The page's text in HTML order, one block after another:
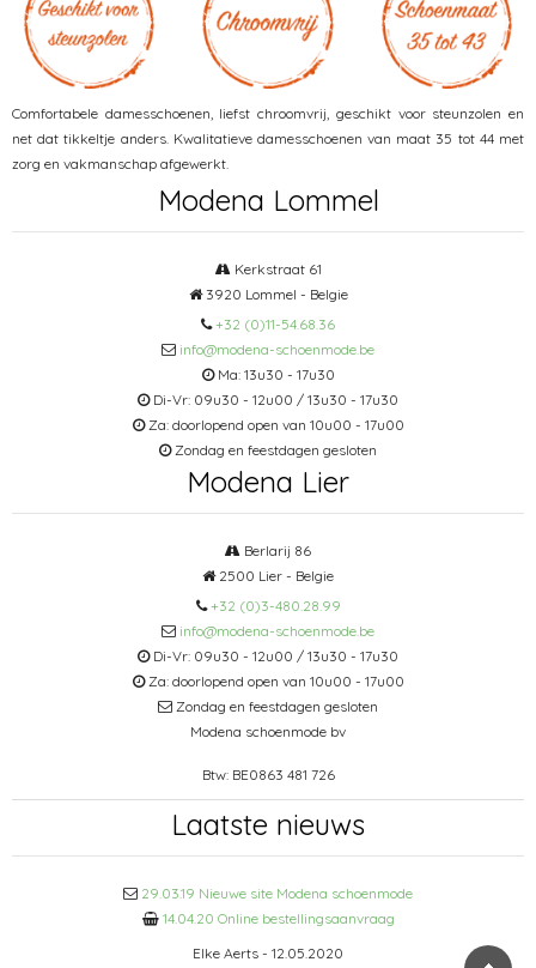
Comfortabele damesschoenen, liefst chroomvrij, geschikt voor steunzolen en
net dat tikkeltje anders. Kwalitatieve damesschoenen van maat 35 tot 44 met
zorg en vakmanschap afgewerkt.
Modena Lommel
Kerkstraat 61
3920 Lommel - Belgie
+32 (0)11-54.68.36
info@modena-schoenmode.be
Ma: 13u30 - 17u30
Di-Vr: 09u30 - 12u00 / 13u30 - 17u30
Za: doorlopend open van 10u00 - 17u00
Zondag en feestdagen gesloten
Modena Lier
Berlarij 86
2500 Lier - Belgie
+32 (0)3-480.28.99
info@modena-schoenmode.be
Di-Vr: 09u30 - 12u00 / 13u30 - 17u30
Za: doorlopend open van 10u00 - 17u00
Zondag en feestdagen gesloten
Modena schoenmode bv
Btw: BE0863 481 726
Laatste nieuws
29.03.19 Nieuwe site Modena schoenmode
14.04.20 Online bestellingsaanvraag
Elke Aerts - 12.05.2020